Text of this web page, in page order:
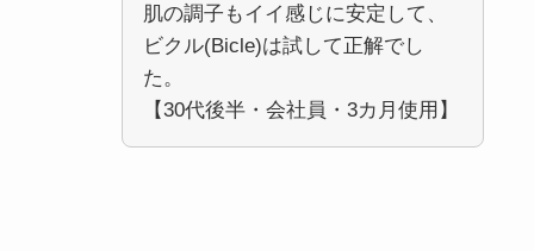
肌の調子もイイ感じに安定して、
ビクル(Bicle)は試して正解でし
た。
【30代後半・会社員・3カ月使用】